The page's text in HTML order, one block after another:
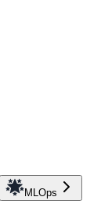
MLOps